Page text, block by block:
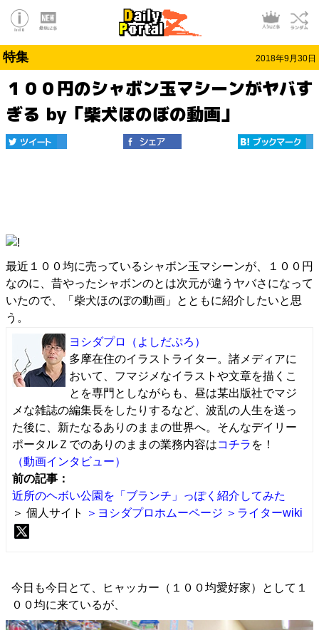
特集 2018年9月30日
１００円のシャボン玉マシーンがヤバす
ぎる by「柴犬ほのぼの動画」
最近１００均に売っているシャボン玉マシーンが、１００円
なのに、昔やったシャボンのとは次元が違うヤバさになって
いたので、「柴犬ほのぼの動画」とともに紹介したいと思
う。
ヨシダプロ
（よしだぷろ）
多摩在住のイラストライター。諸メディアに
おいて、フマジメなイラストや文章を描くこ
とを専門としながらも、昼は某出版社でマジ
メな雑誌の編集長をしたりするなど、波乱の人生を送っ
た後に、新たなるありのままの世界へ。そんなデイリー
ポータルＺでのありのままの業務内容はコチラ を！
（動画インタビュー）
前の記事：
近所のヘボい公園を「ブランチ」っぽく紹介してみた
＞ 個人サイト
＞ヨシダプロホムーページ ＞ライターwiki
今日も今日とて、ヒャッカー（１００均愛好家）として１
００均に来ているが、